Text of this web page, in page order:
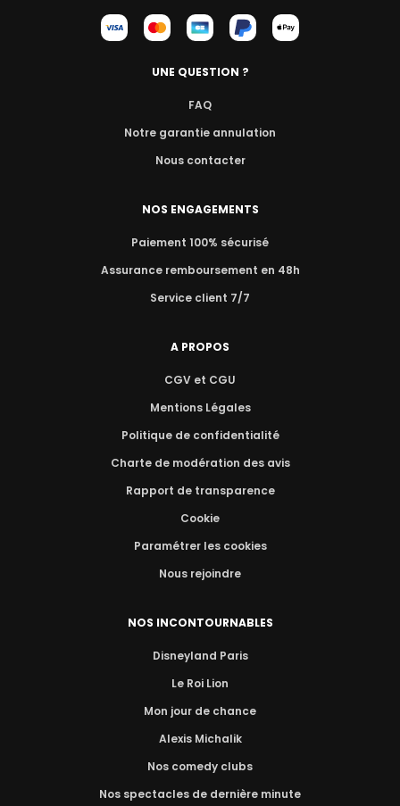
UNE QUESTION ?
FAQ
Notre garantie annulation
Nous contacter
NOS ENGAGEMENTS
Paiement 100% sécurisé
Assurance remboursement en 48h
Service client 7/7
A PROPOS
CGV et CGU
Mentions Légales
Politique de confidentialité
Charte de modération des avis
Rapport de transparence
Cookie
Paramétrer les cookies
Nous rejoindre
NOS INCONTOURNABLES
Disneyland Paris
Le Roi Lion
Mon jour de chance
Alexis Michalik
Nos comedy clubs
Nos spectacles de dernière minute